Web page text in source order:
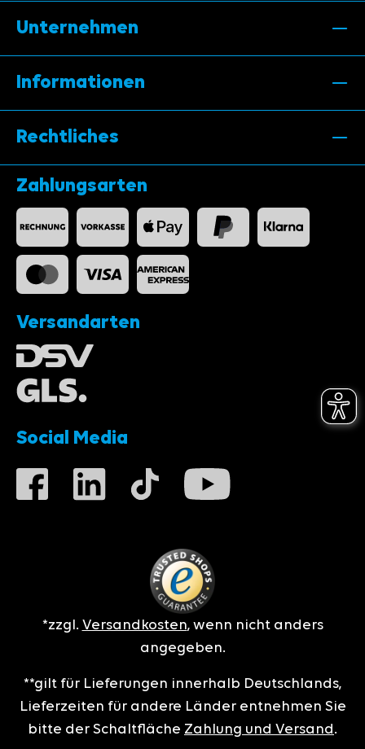
Unternehmen
Informationen
Rechtliches
Zahlungsarten
Versandarten
Social Media
*zzgl. Versandkosten, wenn nicht anders
angegeben.
**gilt für Lieferungen innerhalb Deutschlands,
Lieferzeiten für andere Länder entnehmen Sie
bitte der Schaltfläche Zahlung und Versand .